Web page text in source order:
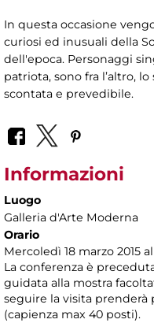
In questa occasione
curiosi ed inusuali della
dell'epoca. Personaggi
patriota, sono fra l’altro,
scontata e prevedibile.
Informazioni
Luogo
Galleria d'Arte Moderna
Orario
Mercoledì 18 marzo 2015
La conferenza è
guidata alla mostra
seguire la visita
(capienza max 40 posti).